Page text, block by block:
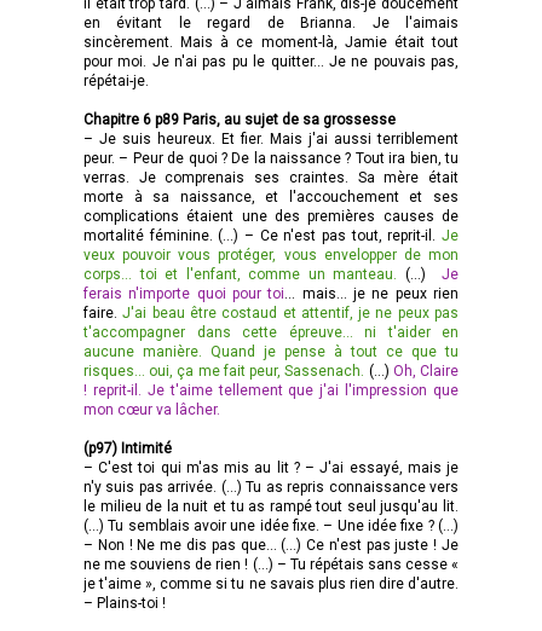
il était trop tard. (…) – J'aimais Frank, dis-je doucement
en évitant le regard de Brianna. Je l'aimais
sincèrement. Mais à ce moment-là, Jamie était tout
pour moi. Je n'ai pas pu le quitter... Je ne pouvais pas,
répétai-je.
Chapitre 6 p89 Paris, au sujet de sa grossesse
– Je suis heureux. Et fier. Mais j'ai aussi terriblement
peur. – Peur de quoi ? De la naissance ? Tout ira bien, tu
verras. Je comprenais ses craintes. Sa mère était
morte à sa naissance, et l'accouchement et ses
complications étaient une des premières causes de
mortalité féminine. (…) – Ce n'est pas tout, reprit-il. Je
veux pouvoir vous protéger, vous envelopper de mon
corps... toi et l'enfant, comme un manteau. (…)Je
ferais n'importe quoi pour toi... mais... je ne peux rien
faire.J'ai beau être costaud et attentif, je ne peux pas
t'accompagner dans cette épreuve... ni t'aider en
aucune manière. Quand je pense à tout ce que tu
risques... oui, ça me fait peur, Sassenach. (...) Oh, Claire
! reprit-il. Je t'aime tellement que j'ai l'impression que
mon cœur va lâcher.
(p97) Intimité
– C'est toi qui m'as mis au lit ? – J'ai essayé, mais je
n'y suis pas arrivée. (…) Tu as repris connaissance vers
le milieu de la nuit et tu as rampé tout seul jusqu'au lit.
(…) Tu semblais avoir une idée fixe. – Une idée fixe ? (…)
– Non ! Ne me dis pas que... (…) Ce n'est pas juste ! Je
ne me souviens de rien ! (…) – Tu répétais sans cesse «
je t'aime », comme si tu ne savais plus rien dire d'autre.
– Plains-toi !